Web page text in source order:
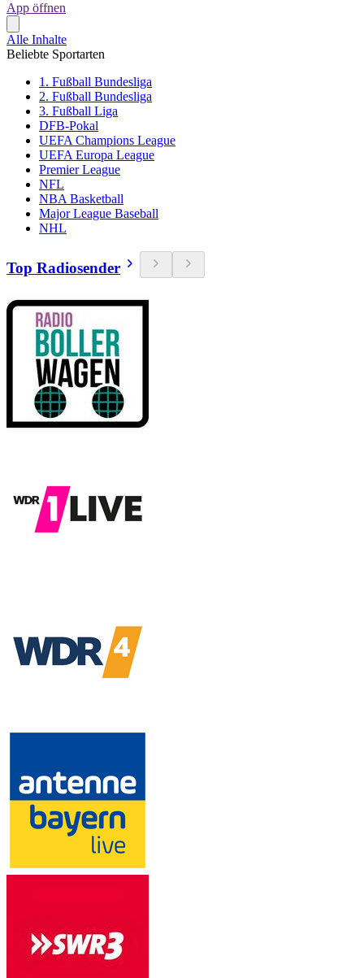
App öffnen
Alle Inhalte
Beliebte Sportarten
1. Fußball Bundesliga
2. Fußball Bundesliga
3. Fußball Liga
DFB-Pokal
UEFA Champions League
UEFA Europa League
Premier League
NFL
NBA Basketball
Major League Baseball
NHL
Top Radiosender